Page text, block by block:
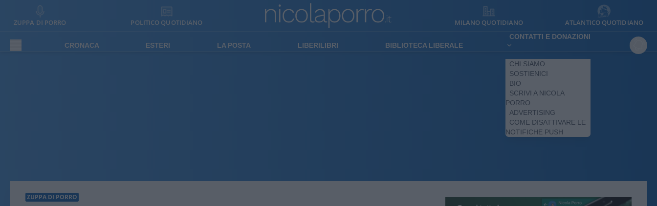
ZUPPA DI PORRO POLITICO QUOTIDIANO MILANO QUOTIDIANO ATLANTICO QUOTIDIANO
CRONACA ESTERI LA POSTA LIBERILIBRI BIBLIOTECA LIBERALE
CONTATTI E DONAZIONI
CHI SIAMO
SOSTIENICI
BIO
SCRIVI A NICOLA
PORRO
ADVERTISING
COME DISATTIVARE LE
NOTIFICHE PUSH
ZUPPA DI PORRO